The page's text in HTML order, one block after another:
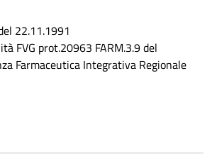
22.11.1991
FVG prot.20963 FARM.3.9 del
Farmaceutica Integrativa Regionale